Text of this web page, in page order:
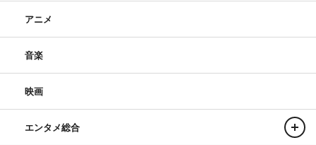
アニメ
音楽
映画
エンタメ総合